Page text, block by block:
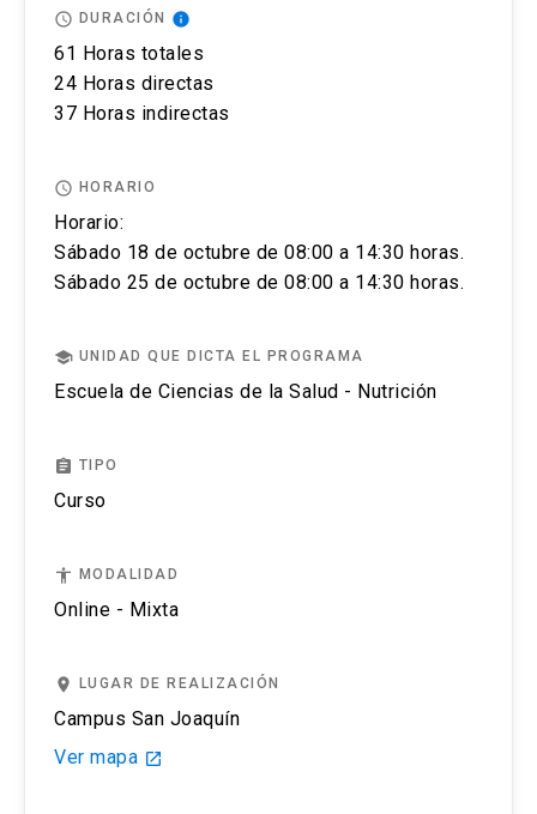
aceptado en el programa se debe pagar el valor
completo de la actividad para estar matriculado.
No se tramitarán postulaciones incompletas.
Puedes revisar aquí más información importante
sobre el proceso de admisión y matrícula.
access_time DURACIÓN info
61 Horas totales
24 Horas directas
37 Horas indirectas
access_time HORARIO
Horario:
Sábado 18 de octubre de 08:00 a 14:30 horas.
Sábado 25 de octubre de 08:00 a 14:30 horas.
school UNIDAD QUE DICTA EL PROGRAMA
Escuela de Ciencias de la Salud - Nutrición
assignment TIPO
Curso
accessibility MODALIDAD
Online - Mixta
place LUGAR DE REALIZACIÓN
Campus San Joaquín
Ver mapa launch